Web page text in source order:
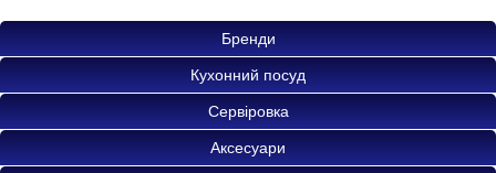
Бренди
Кухонний посуд
Сервіровка
Аксесуари